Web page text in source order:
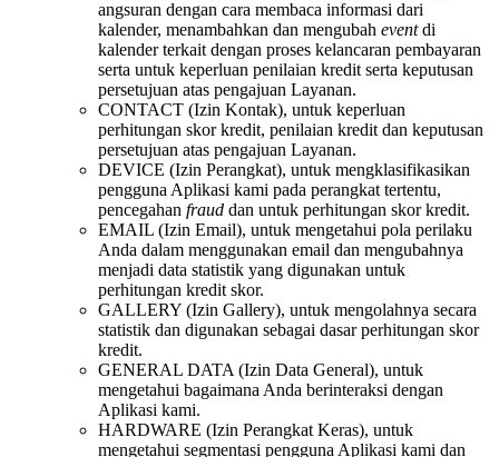
angsuran dengan cara membaca informasi dari
kalender, menambahkan dan mengubah eventdi
kalender terkait dengan proses kelancaran pembayaran
serta untuk keperluan penilaian kredit serta keputusan
persetujuan atas pengajuan Layanan.
CONTACT (Izin Kontak), untuk keperluan
perhitungan skor kredit, penilaian kredit dan keputusan
persetujuan atas pengajuan Layanan.
DEVICE (Izin Perangkat), untuk mengklasifikasikan
pengguna Aplikasi kami pada perangkat tertentu,
pencegahan fraud dan untuk perhitungan skor kredit.
EMAIL (Izin Email), untuk mengetahui pola perilaku
Anda dalam menggunakan email dan mengubahnya
menjadi data statistik yang digunakan untuk
perhitungan kredit skor.
GALLERY (Izin Gallery), untuk mengolahnya secara
statistik dan digunakan sebagai dasar perhitungan skor
kredit.
GENERAL DATA (Izin Data General), untuk
mengetahui bagaimana Anda berinteraksi dengan
Aplikasi kami.
HARDWARE (Izin Perangkat Keras), untuk
mengetahui segmentasi pengguna Aplikasi kami dan